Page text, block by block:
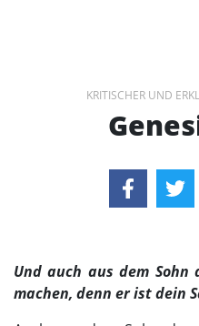
KRITISCHER UND
Und auch aus dem
machen, denn er ist dein